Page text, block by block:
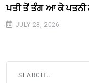
ਪਤੀ ਤੋਂ ਤੰਗ ਆ ਕੇ ਪਤਨੀ
JULY 28, 2026